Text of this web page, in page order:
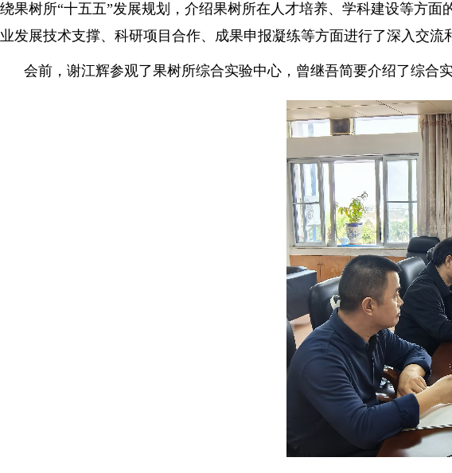
绕果树所“十五五”发展规划，介绍果树所在人才培养、学科建设等方
业发展技术支撑、科研项目合作、成果申报凝练等方面进行了深入交流
会前，谢江辉参观了果树所综合实验中心，曾继吾简要介绍了综合